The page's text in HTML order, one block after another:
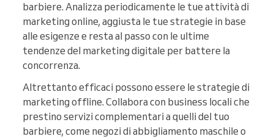
barbiere. Analizza periodicamente le tue attività di
marketing online, aggiusta le tue strategie in base
alle esigenze e resta al passo con le ultime
tendenze del marketing digitale per battere la
concorrenza.
Altrettanto efficaci possono essere le strategie di
marketing offline. Collabora con business locali che
prestino servizi complementari a quelli del tuo
barbiere, come negozi di abbigliamento maschile o